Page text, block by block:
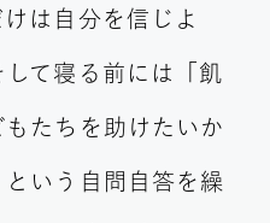
は自分を信じよ
て寝る前には「飢
たちを助けたいか
いう自問自答を繰